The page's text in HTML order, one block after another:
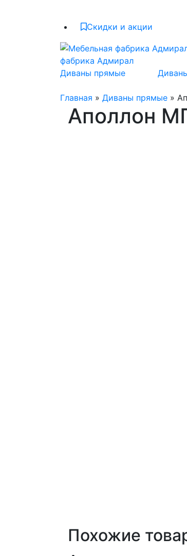
Скидки и акции
фабрика Адмирал
Диваны прямые
Главная » Диваны прямые »
Аполлон
Похожие